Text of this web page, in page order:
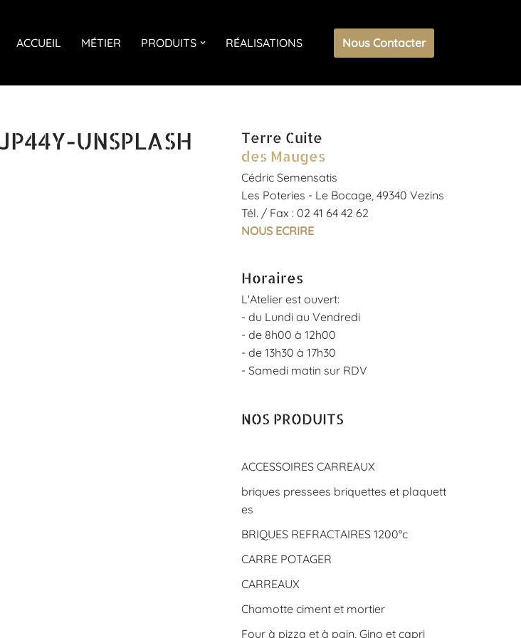
ACCUEIL MÉTIER PRODUITS RÉALISATIONS Nous Contacter
UNSPLASH
Terre Cuite
des Mauges
Cédric Semensatis
Les Poteries - Le Bocage, 49340 Vezins
Tél. / Fax : 02 41 64 42 62
NOUS ECRIRE
Horaires
L'Atelier est ouvert:
- du Lundi au Vendredi
- de 8h00 à 12h00
- de 13h30 à 17h30
- Samedi matin sur RDV
NOS PRODUITS
ACCESSOIRES CARREAUX
briques pressees briquettes et plaquett
es
BRIQUES REFRACTAIRES 1200°c
CARRE POTAGER
CARREAUX
Chamotte ciment et mortier
Four à pizza et à pain, Gino et capri